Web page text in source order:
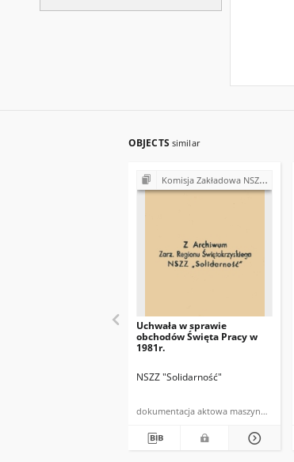
OBJECTS similar
Komisja Zakładowa NSZZ "Solidarność" przy Urzędzie Gminy w Bodzentynie
Uchwała w sprawie
obchodów Święta Pracy w
1981r.
NSZZ "Solidarność"
dokumentacja aktowa maszynopis